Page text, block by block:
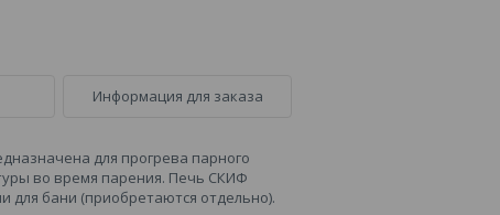
Информация для заказа
для прогрева парного
во время парения. Печь СКИФ
для бани (приобретаются отдельно).